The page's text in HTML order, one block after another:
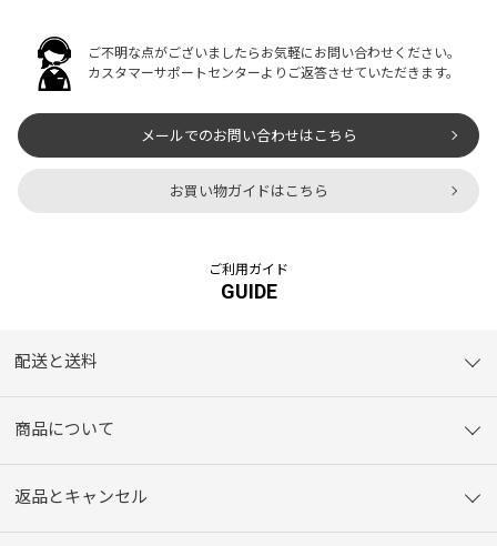
ご不明な点がございましたらお気軽にお問い合わせください。
カスタマーサポートセンターよりご返答させていただきます。
メールでのお問い合わせはこちら
お買い物ガイドはこちら
ご利用ガイド
GUIDE
配送と送料
商品について
返品とキャンセル